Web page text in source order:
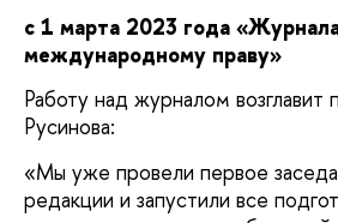
с 1 марта 2023 года
международному праву»
Работу над журналом
Русинова:
«Мы уже провели первое
редакции и запустили все